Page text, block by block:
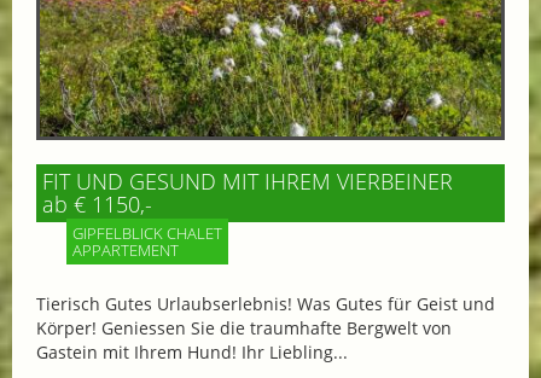
FIT UND GESUND MIT IHREM VIERBEINER
ab € 1150,-
GIPFELBLICK CHALET
APPARTEMENT
Tierisch Gutes Urlaubserlebnis! Was Gutes für Geist und
Körper! Geniessen Sie die traumhafte Bergwelt von
Gastein mit Ihrem Hund! Ihr Liebling...